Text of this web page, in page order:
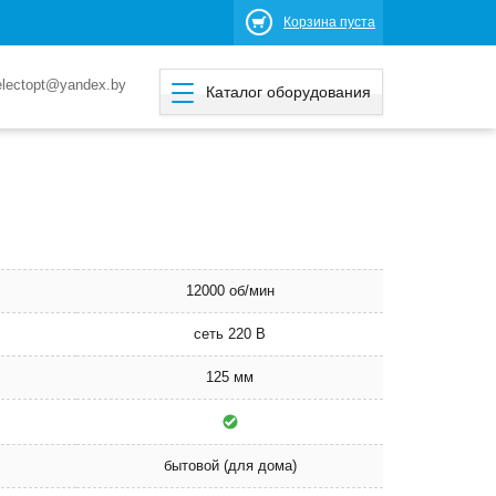
Корзина пуста
Каталог оборудования
12000 об/мин
сеть 220 В
125 мм
бытовой (для дома)